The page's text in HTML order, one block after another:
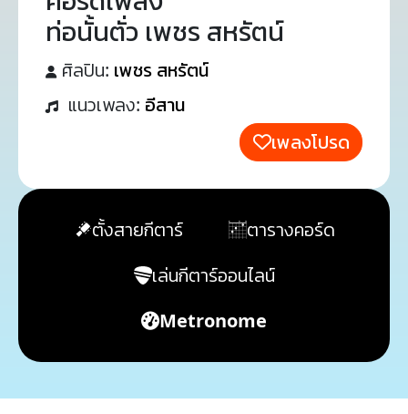
ท่อนั้นตั่ว เพชร สหรัตน์
ศิลปิน: เพชร สหรัตน์
แนวเพลง: อีสาน
เพลงโปรด
ตั้งสายกีตาร์
ตารางคอร์ด
เล่นกีตาร์ออนไลน์
Metronome